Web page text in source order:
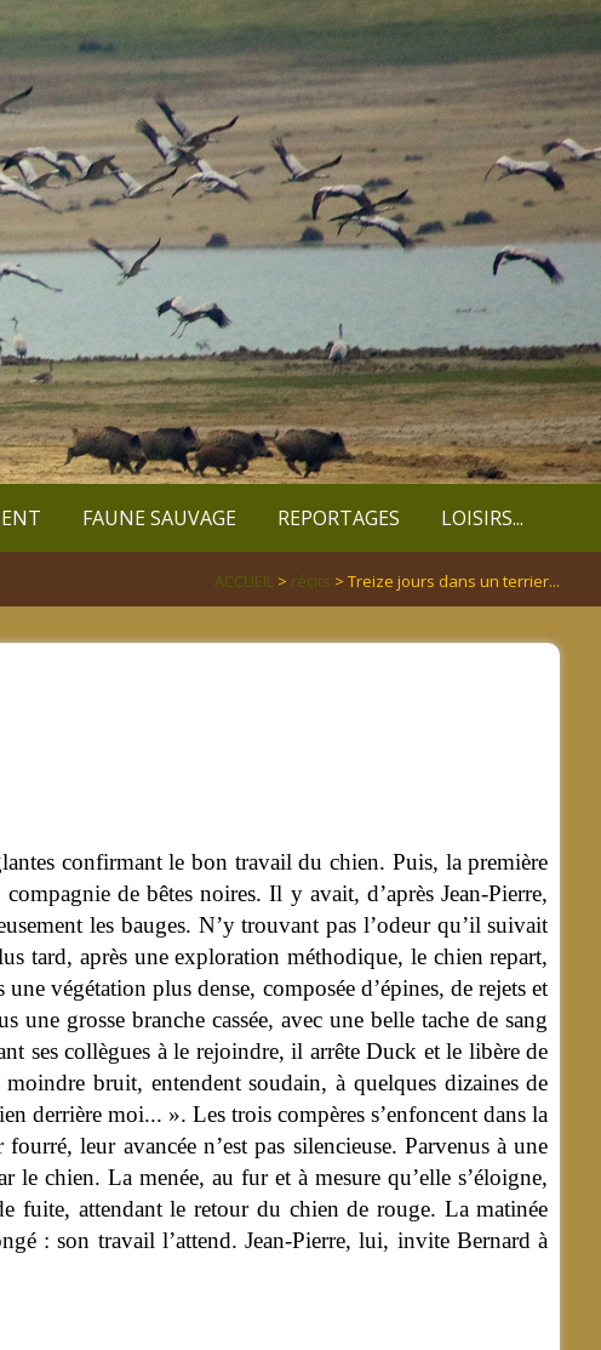
FAUNE SAUVAGE REPORTAGES LOISIRS...
ACCUEIL > récits > Treize jours dans un terrier...
confirmant le bon travail du chien. Puis, la première
de bêtes noires. Il y avait, d’après Jean-Pierre,
les bauges. N’y trouvant pas l’odeur qu’il suivait
tard, après une exploration méthodique, le chien repart,
végétation plus dense, composée d’épines, de rejets et
grosse branche cassée, avec une belle tache de sang
ses collègues à le rejoindre, il arrête Duck et le libère de
bruit, entendent soudain, à quelques dizaines de
derrière moi... ». Les trois compères s’enfoncent dans la
leur avancée n’est pas silencieuse. Parvenus à une
chien. La menée, au fur et à mesure qu’elle s’éloigne,
fuite, attendant le retour du chien de rouge. La matinée
: son travail l’attend. Jean-Pierre, lui, invite Bernard à